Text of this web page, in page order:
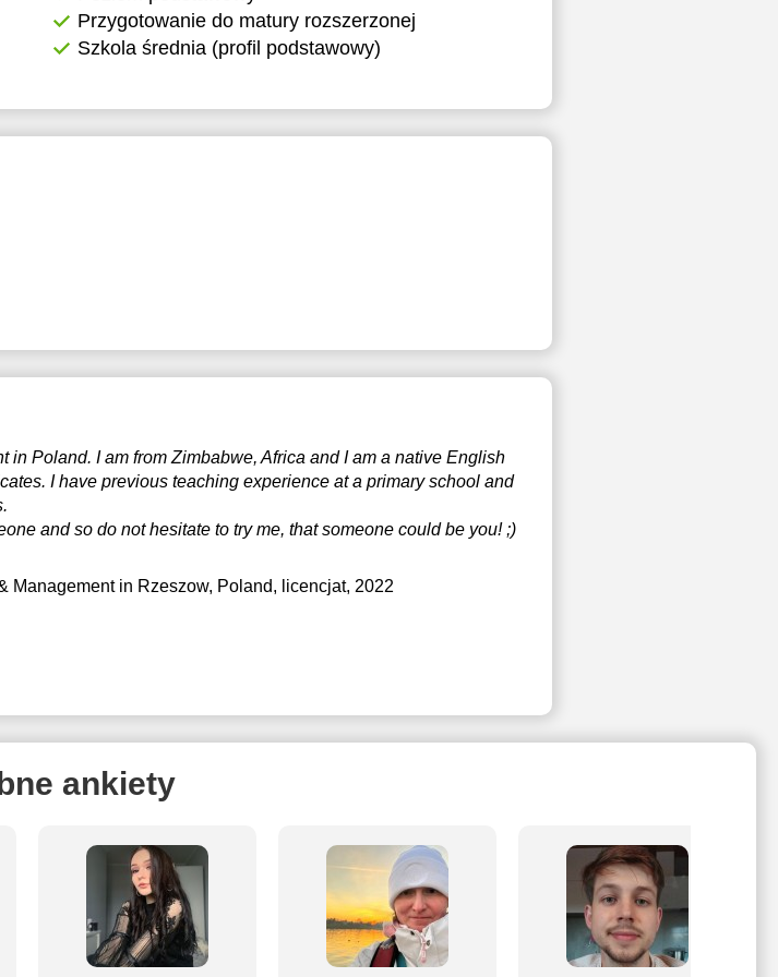
Przygotowanie do matury rozszerzonej
Szkola średnia (profil podstawowy)
Poland. I am from Zimbabwe, Africa and I am a native English
I have previous teaching experience at a primary school and
and so do not hesitate to try me, that someone could be you! ;)
Management in Rzeszow, Poland, licencjat, 2022
ankiety